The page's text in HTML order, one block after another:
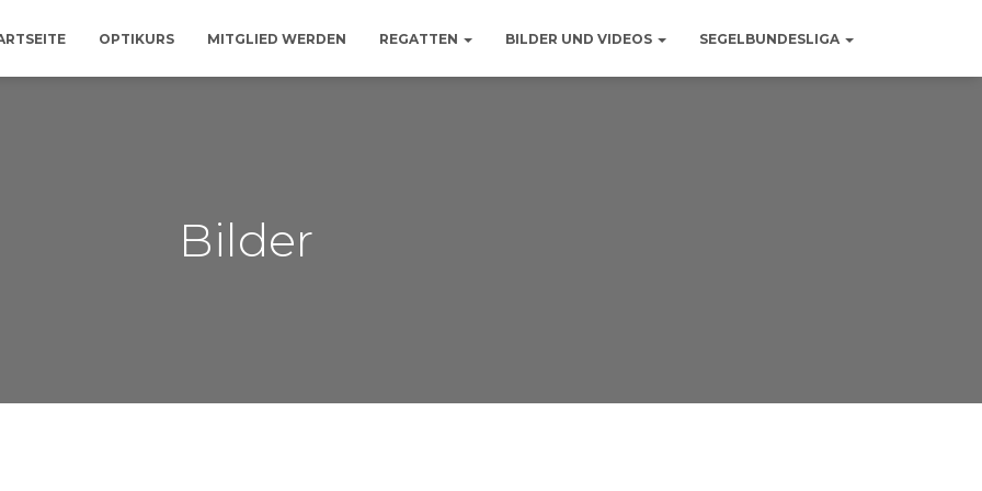
OPTIKURS MITGLIED WERDEN REGATTEN BILDER UND VIDEOS SEGELBUNDESLIGA
Bilder